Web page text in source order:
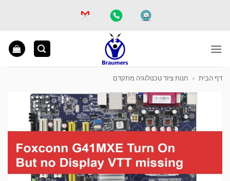
דף הבית » חנות ציוד טכנולוגיה מתקדם